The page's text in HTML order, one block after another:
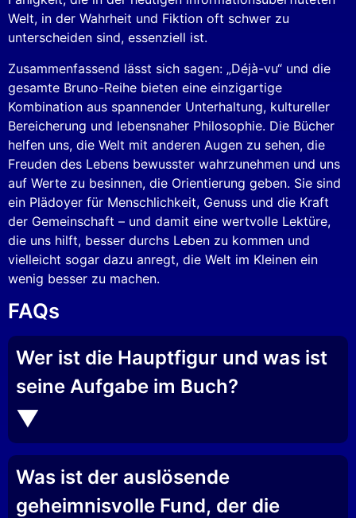
Welt, in der Wahrheit und Fiktion oft schwer zu
unterscheiden sind, essenziell ist.
Zusammenfassend lässt sich sagen: „Déjà-vu“ und die
gesamte Bruno-Reihe bieten eine einzigartige
Kombination aus spannender Unterhaltung, kultureller
Bereicherung und lebensnaher Philosophie. Die Bücher
helfen uns, die Welt mit anderen Augen zu sehen, die
Freuden des Lebens bewusster wahrzunehmen und uns
auf Werte zu besinnen, die Orientierung geben. Sie sind
ein Plädoyer für Menschlichkeit, Genuss und die Kraft
der Gemeinschaft – und damit eine wertvolle Lektüre,
die uns hilft, besser durchs Leben zu kommen und
vielleicht sogar dazu anregt, die Welt im Kleinen ein
wenig besser zu machen.
FAQs
Wer ist die Hauptfigur und was ist
seine Aufgabe im Buch?
Was ist der auslösende
geheimnisvolle Fund, der die